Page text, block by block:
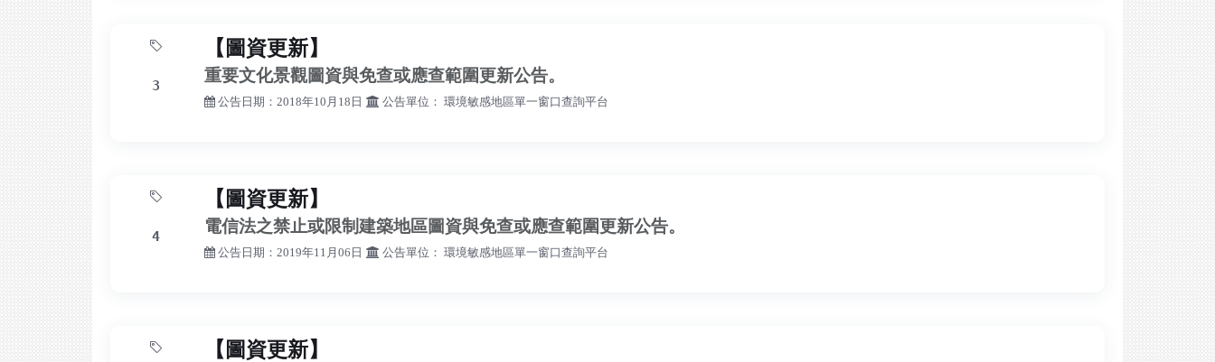
3
【圖資更新】
重要文化景觀圖資與免查或應查範圍更新公告。
公告日期：2018年10月18日 公告單位： 環境敏感地區單一窗口查詢平台
4
【圖資更新】
電信法之禁止或限制建築地區圖資與免查或應查範圍更新公告。
公告日期：2019年11月06日 公告單位： 環境敏感地區單一窗口查詢平台
【圖資更新】